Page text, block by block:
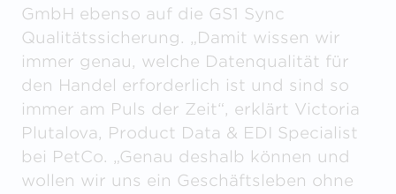
GmbH ebenso auf die GS1 Sync
Qualitätssicherung. „Damit wissen wir
immer genau, welche Datenqualität für
den Handel erforderlich ist und sind so
immer am Puls der Zeit“, erklärt Victoria
Plutalova, Product Data & EDI Specialist
bei PetCo. „Genau deshalb können und
wollen wir uns ein Geschäftsleben ohne